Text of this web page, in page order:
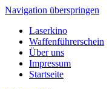
Navigation überspringen
Laserkino
Waffenführerschein
Über uns
Impressum
Startseite